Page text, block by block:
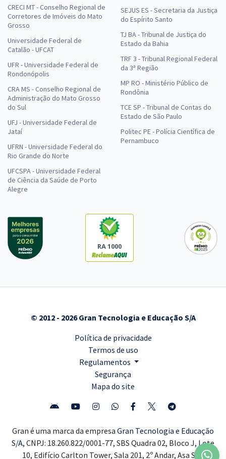
CRECI MT - Conselho Regional de
Corretores de Imóveis do Mato
Grosso
Universidade Federal de
Catalão - UFCAT
UFR - Universidade Federal de
Rondonópolis
CRA MS - Conselho Regional de
Administração do Mato Grosso
do Sul
UFJ - Universidade Federal de
Jataí
UFRN - Universidade Federal do
Rio Grande do Norte
UFCSPA - Universidade Federal
de Ciência da Saúde de Porto
Alegre
SEJUS ES - Secretaria da Justiça
do Espírito Santo
TJ BA - Tribunal de Justiça do
Estado da Bahia
TRF 3 - Tribunal Regional Federal
da 3ª Região
MP RO - Ministério Público de
Rondônia
TCE SP - Tribunal de Contas do
Estado de São Paulo
Politec PE - Polícia Científica de
Pernambuco
RA 1000
© 2012 - 2026 Gran Tecnologia e Educação S/A
Política de privacidade
Termos de uso
Regulamentos
Segurança
Mapa do site
Gran é uma marca da empresa Gran Tecnologia e Educação
S/A, CNPJ: 18.260.822/0001-77, SBS Quadra 02, Bloco J, Lote
10, Edifício Carlton Tower, Sala 201, 2º Andar, Asa Sul,